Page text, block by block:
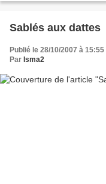
Sablés aux dattes
Publié le 28/10/2007 à 15:55
Par Isma2